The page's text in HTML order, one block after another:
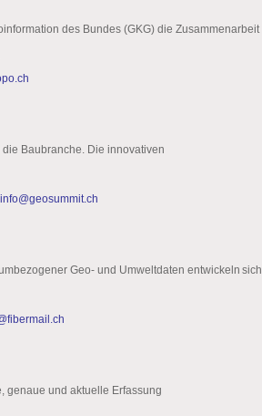
des Bundes (GKG) die Zusammenarbeit
Baubranche. Die innovativen
info@geosummit.ch
Geo- und Umweltdaten entwickeln sich
genaue und aktuelle Erfassung